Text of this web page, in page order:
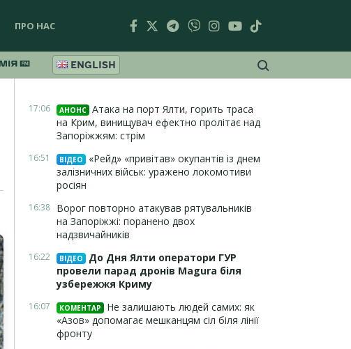
ПРО НАС
ENGLISH
17:06 АНОНС Атака на порт Ялти, горить траса
на Крим, винищувач ефектно пролітає над
Запоріжжям: стрім
16:51 ВІДЕО
«Рейд» «привітав» окупантів із днем
залізничних військ: уражено локомотиви
росіян
16:38 Ворог повторно атакував рятувальників
на Запоріжжі: поранено двох
надзвичайників
16:22 ВІДЕО
До Дня Ялти оператори ГУР
провели парад дронів Magura біля
узбережжя Криму
16:07 КОМЕНТАР
Не залишають людей самих: як
«Азов» допомагає мешканцям сіл біля лінії
фронту